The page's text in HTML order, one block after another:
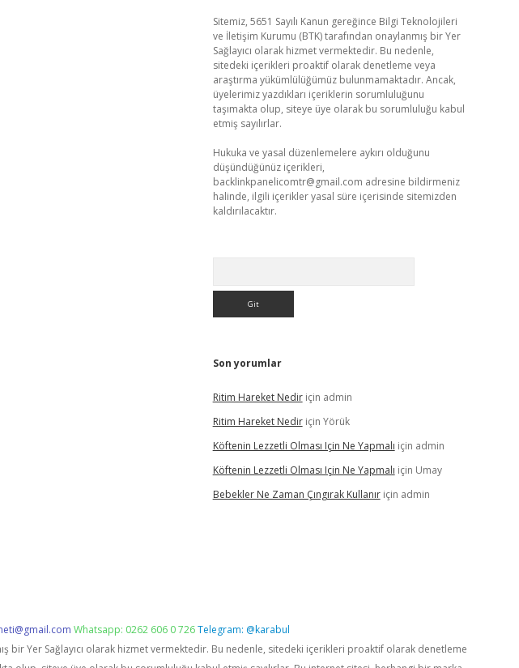
Sitemiz, 5651 Sayılı Kanun gereğince Bilgi Teknolojileri
ve İletişim Kurumu (BTK) tarafından onaylanmış bir Yer
Sağlayıcı olarak hizmet vermektedir. Bu nedenle,
sitedeki içerikleri proaktif olarak denetleme veya
araştırma yükümlülüğümüz bulunmamaktadır. Ancak,
üyelerimiz yazdıkları içeriklerin sorumluluğunu
taşımakta olup, siteye üye olarak bu sorumluluğu kabul
etmiş sayılırlar.
Hukuka ve yasal düzenlemelere aykırı olduğunu
düşündüğünüz içerikleri,
backlinkpanelicomtr@gmail.com adresine bildirmeniz
halinde, ilgili içerikler yasal süre içerisinde sitemizden
kaldırılacaktır.
Son yorumlar
Ritim Hareket Nediriçin admin
Ritim Hareket Nediriçin Yörük
Köftenin Lezzetli Olması Için Ne Yapmalı için admin
Köftenin Lezzetli Olması Için Ne Yapmalı için Umay
Bebekler Ne Zaman Çıngırak Kullanıriçin admin
Whatsapp: 0262 606 0 726Telegram: @karabul
bir Yer Sağlayıcı olarak hizmet vermektedir. Bu nedenle, sitedeki içerikleri proaktif olarak denetleme